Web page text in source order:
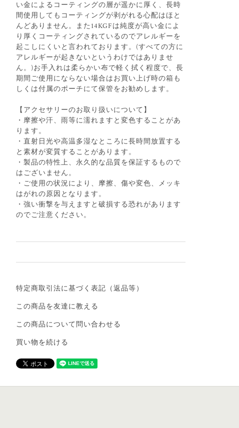
い金によるコーティングの層が遥かに厚く、長時
間使用してもコーティングが剥がれる心配はほと
んどありません。また14KGFは純度が高い金によ
り厚くコーティングされているのでアレルギーを
起こしにくいと言われております。(すべての方に
アレルギーが起きないというわけではありませ
ん。)お手入れは柔らかい布で軽く拭く程度で、長
期間ご使用にならない場合はお買い上げ時の箱も
しくは付属のポーチにて保管をお勧めします。
【アクセサリーのお取り扱いについて】
・摩擦や汗、雨等に濡れますと変色することがあ
ります。
・直射日光や高温多湿なところに長時間放置する
と素材が変質することがあります。
・製品の特性上、永久的な品質を保証するもので
はございません。
・ご使用の状況により、摩擦、傷や変色、メッキ
はがれの原因となります。
・強い衝撃を与えますと破損する恐れがあります
のでご注意ください。
特定商取引法に基づく表記（返品等）
この商品を友達に教える
この商品について問い合わせる
買い物を続ける